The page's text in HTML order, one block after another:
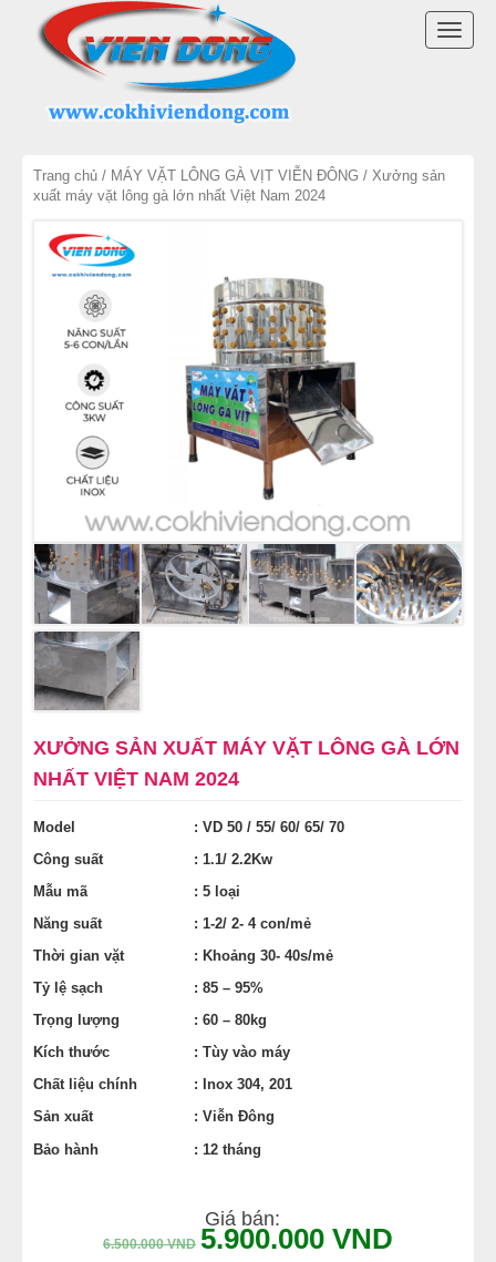
Trang chủ / MÁY VẶT LÔNG GÀ VỊT VIỄN ĐÔNG / Xưởng sản
xuất máy vặt lông gà lớn nhất Việt Nam 2024
XƯỞNG SẢN XUẤT MÁY VẶT LÔNG GÀ LỚN
NHẤT VIỆT NAM 2024
Model
: VD 50 / 55/ 60/ 65/ 70
Công suất
: 1.1/ 2.2Kw
Mẫu mã
: 5 loại
Năng suất
: 1-2/ 2- 4 con/mẻ
Thời gian vặt
: Khoảng 30- 40s/mẻ
Tỷ lệ sạch
: 85 – 95%
Trọng lượng
: 60 – 80kg
Kích thước
: Tùy vào máy
Chất liệu chính
: Inox 304, 201
Sản xuất
: Viễn Đông
Bảo hành
: 12 tháng
Giá bán:
6.500.000VND 5.900.000 VND
DANH MỤC SẢN PHẨM
MÁY VẶT LÔNG GÀ VỊT VIỄN ĐÔNG
LINH KIỆN MÁY VẶT LÔNG GÀ
MÁY NHỔ LÔNG VỊT
MÁY VẶT LÔNG CHIM
MÁY VẶT LÔNG GÀ TRUNG QUỐC
LÒ QUAY VỊT
THIẾT BỊ KHÁC
THIẾT BỊ BẾP CÔNG NGHIỆP
NỒI NHÚNG GÀ VỊT
TỦ NẤU CƠM GÀ
MÁY CHẾ BIẾN THỊT